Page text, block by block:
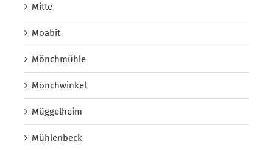
Mitte
Moabit
Mönchmühle
Mönchwinkel
Müggelheim
Mühlenbeck